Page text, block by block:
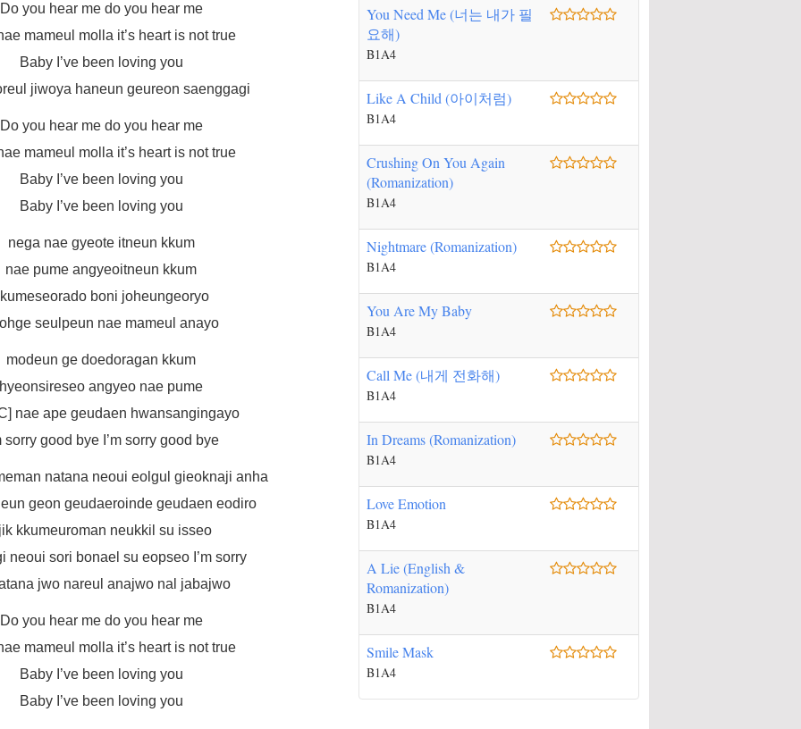
Do you hear me do you hear me
mameul molla it’s heart is not true
Baby I’ve been loving you
jiwoya haneun geureon saenggagi
Do you hear me do you hear me
mameul molla it’s heart is not true
Baby I’ve been loving you
Baby I’ve been loving you
nega nae gyeote itneun kkum
nae pume angyeoitneun kkum
boni joheungeoryo
seulpeun nae mameul anayo
modeun ge doedoragan kkum
hyeonsireseo angyeo nae pume
nae ape geudaen hwansangingayo
sorry good bye I’m sorry good bye
natana neoui eolgul gieoknaji anha
geon geudaeroinde geudaen eodiro
kkumeuroman neukkil su isseo
neoui sori bonael su eopseo I’m sorry
jwo nareul anajwo nal jabajwo
Do you hear me do you hear me
mameul molla it’s heart is not true
Baby I’ve been loving you
Baby I’ve been loving you
You Need Me (너는 내가 필
요해)
B1A4
Like A Child (아이처럼)
B1A4
Crushing On You Again
(Romanization)
B1A4
Nightmare (Romanization)
B1A4
You Are My Baby
B1A4
Call Me (내게 전화해)
B1A4
In Dreams (Romanization)
B1A4
Love Emotion
B1A4
A Lie (English &
Romanization)
B1A4
Smile Mask
B1A4